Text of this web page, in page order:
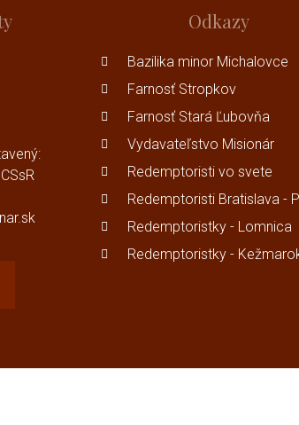
Odkazy
Bazilika minor Michalovce
Farnosť Stropkov
Farnosť Stará Ľubovňa
Vydavateľstvo Misionár
Redemptoristi vo svete
Redemptoristi Bratislava -
Redemptoristky - Lomnica
Redemptoristky -